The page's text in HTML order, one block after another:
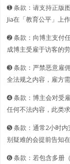
➊️ 条款：请支持正版
Jia在「教育公平」上
➋️️ 条款：向博主支付
成博主受雇于访客的劳
➌ 条款：严禁恶意雇
全法规之内容，雇方
➍ 条款：博主会对受
任何不法内容，此类求
➎ 条款：通常2小时内
别疑难的会提前告知
➏ 条款：若包含多册